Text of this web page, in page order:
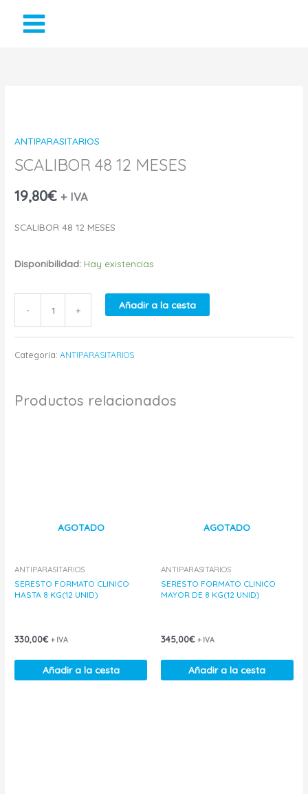
ANTIPARASITARIOS
SCALIBOR 48 12 MESES
19,80€ + IVA
SCALIBOR 48 12 MESES
Disponibilidad: Hay existencias
-
12
+ Añadir a la cesta
Categoría:ANTIPARASITARIOS
Productos relacionados
AGOTADO
ANTIPARASITARIOS
SERESTO FORMATO CLINICO
HASTA 8 KG(12 UNID)
330,00€ + IVA
Añadir a la cesta
AGOTADO
ANTIPARASITARIOS
SERESTO FORMATO CLINICO
MAYOR DE 8 KG(12 UNID)
345,00€ + IVA
Añadir a la cesta